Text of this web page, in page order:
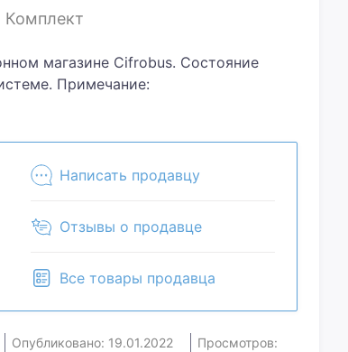
Комплект
магазине Cifrobus. Состояние
Примечание:
товара: блок питания..Хотите
и комплектацию у менеджера. Товар
магазине.Написать продавцу
Отзывы о продавце
Все товары продавца
Опубликовано: 19.01.2022
Просмотров: